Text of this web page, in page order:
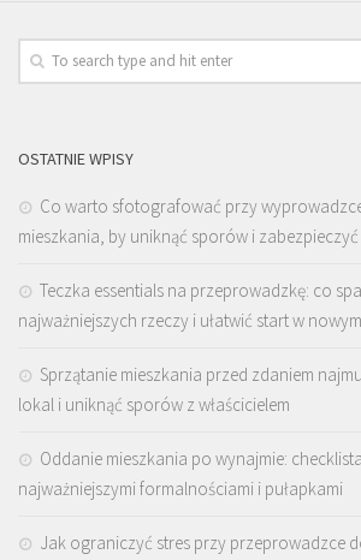
OSTATNIE WPISY
Co warto sfotografować przy
mieszkania, by uniknąć sporów i
Teczka essentials na przeprowadzkę: co
najważniejszych rzeczy i ułatwić start w
Sprzątanie mieszkania przed zdaniem
lokal i uniknąć sporów z właścicielem
Oddanie mieszkania po wynajmie:
najważniejszymi formalnościami i pułapkami
Jak ograniczyć stres przy przeprowadzce